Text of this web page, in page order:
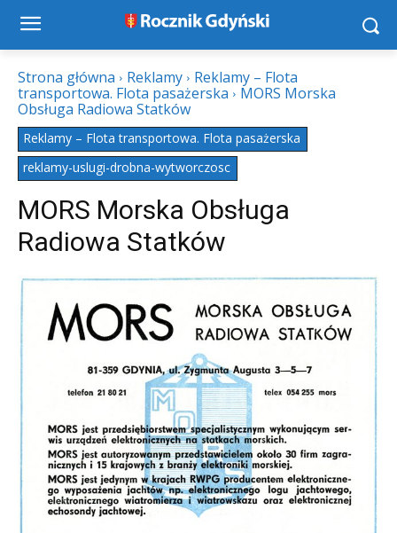
Strona główna Reklamy
Reklamy – Flota
transportowa. Flota pasażerska
MORS Morska
Obsługa Radiowa Statków
Reklamy – Flota transportowa. Flota pasażerska
reklamy-uslugi-drobna-wytworczosc
MORS Morska Obsługa
Radiowa Statków